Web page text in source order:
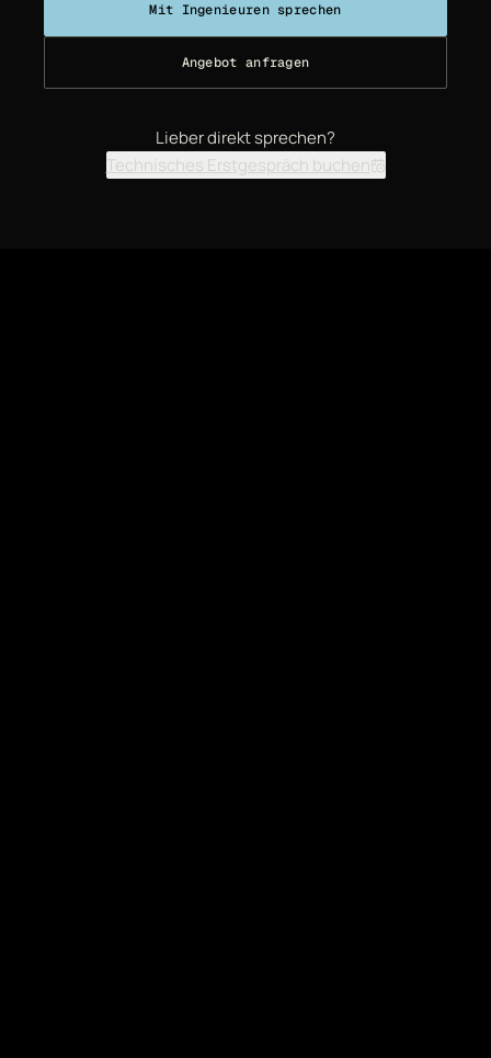
Mit Ingenieuren sprechen
Angebot anfragen
Lieber direkt sprechen?
Technisches Erstgespräch buchen